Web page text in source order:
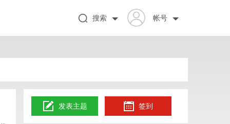
帐号
搜索
发表主题 签到